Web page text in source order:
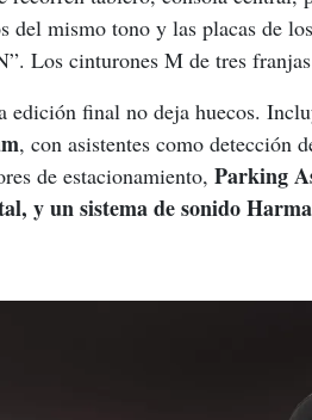
del mismo tono y las placas de
Los cinturones M de tres franjas
edición final no deja huecos.
, con asistentes como detección
de estacionamiento, Parking
y un sistema de sonido